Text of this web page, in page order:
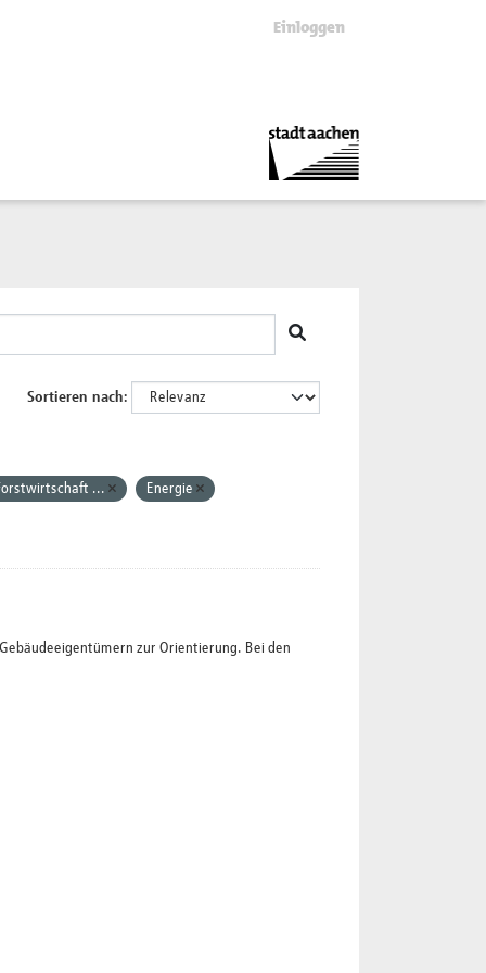
Einloggen
Sortieren nach
... Energie
zur Orientierung. Bei den